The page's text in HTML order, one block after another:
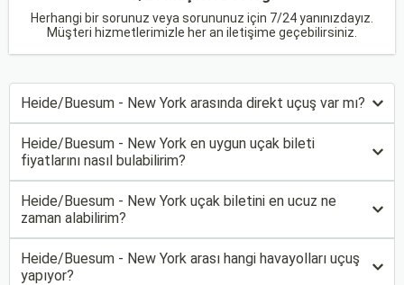
Herhangi bir sorunuz veya sorununuz için 7/24 yanınızdayız.
Müşteri hizmetlerimizle her an iletişime geçebilirsiniz.
Heide/Buesum - New York arasında direkt uçuş var mı?
Heide/Buesum - New York en uygun uçak bileti
fiyatlarını nasıl bulabilirim?
Heide/Buesum - New York uçak biletini en ucuz ne
zaman alabilirim?
Heide/Buesum - New York arası hangi havayolları uçuş
yapıyor?